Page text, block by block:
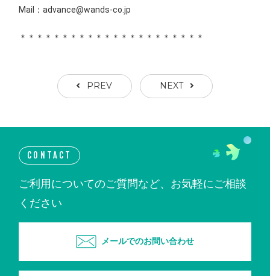
Mail：advance@wands-co.jp
＊＊＊＊＊＊＊＊＊＊＊＊＊＊＊＊＊＊＊＊＊＊
PREV NEXT
CONTACT
ご利用についてのご質問など、お気軽にご相談
ください
メールでのお問い合わせ